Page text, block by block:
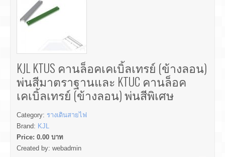
KJL KTUS คานล็อคเคเบิ้ลเทรย์ (ข้างลอน)
พ่นสีมาตราฐานและ KTUC คานล็อค
เคเบิ้ลเทรย์ (ข้างลอน) พ่นสีพิเศษ
Category: รางเดินสายไฟ
Brand: KJL
Price: 0.00 บาท
Created by: webadmin